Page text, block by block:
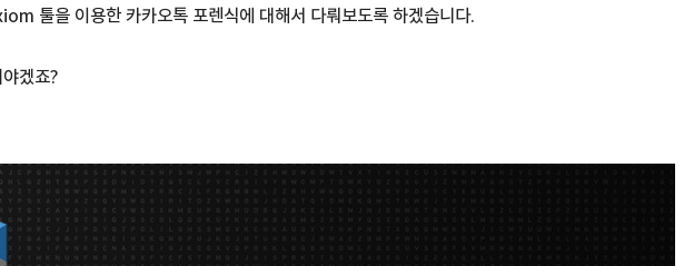
툴을 이용한 카카오톡 포렌식에 대해서 다뤄보도록 하겠습니다.
겠죠?